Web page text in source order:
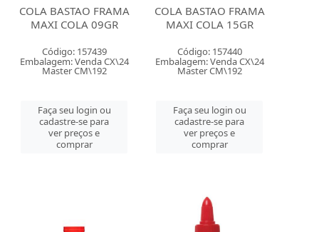
COLA BASTAO FRAMA
MAXI COLA 09GR
Código: 157439
Embalagem: Venda CX\24
Master CM\192
Faça seu login ou
cadastre-se para
ver preços e
comprar
COLA BASTAO FRAMA
MAXI COLA 15GR
Código: 157440
Embalagem: Venda CX\24
Master CM\192
Faça seu login ou
cadastre-se para
ver preços e
comprar